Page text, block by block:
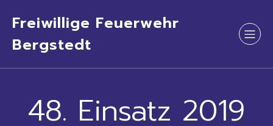
Freiwillige Feuerwehr
Bergstedt
48. Einsatz 2019